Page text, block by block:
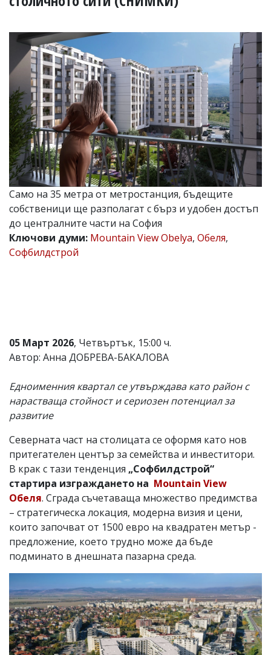
БИЗНЕС
Управители:
Веселин
Василев,
email:
v.vasilev@flagman.bg
Катя
Касабова,
еmail:k.kassabova@flagman.bg
Главен
редактор:
Иван
Колев,
email:
office@flagman.bg
Коментарите
редакцията
не
за
тях!
откриете
за
вас
коментар,
моля
сигнализирайте
ни!
Само на 35 метра от метростанция, бъдещите
собственици ще разполагат с бърз и удобен достъп
до централните части на София
Ключови думи: Mountain View Obelya, Обеля,
Софбилдстрой
05 Март 2026, Четвъртък, 15:00 ч.
Автор: Анна ДОБРЕВА-БАКАЛОВА
Едноименния квартал се утвърждава като район с
нарастваща стойност и сериозен потенциал за
развитие
Северната част на столицата се оформя като нов
притегателен център за семейства и инвеститори.
В крак с тази тенденция „Софбилдстрой“
стартира изграждането на Mountain View
Обеля. Сграда съчетаваща множество предимства
– стратегическа локация, модерна визия и цени,
които започват от 1500 евро на квадратен метър -
предложение, което трудно може да бъде
подминато в днешната пазарна среда.